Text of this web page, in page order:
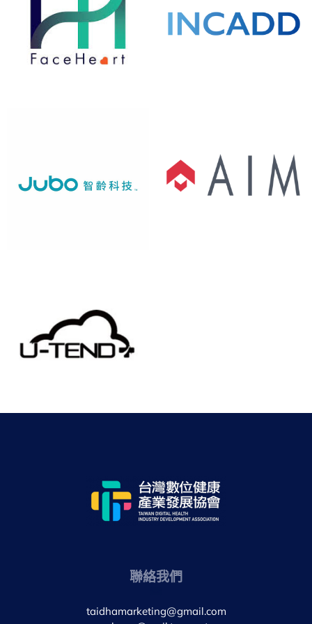
聯絡我們
taidhamarketing@gmail.com